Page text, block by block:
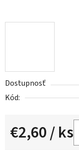
Dostupnosť
Kód:
€2,60/ ks